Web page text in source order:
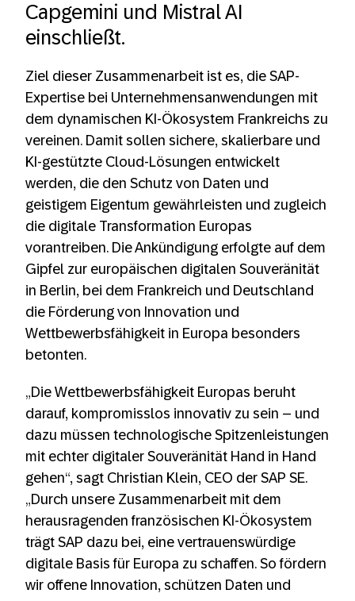
Capgemini und Mistral AI
einschließt.
Ziel dieser Zusammenarbeit ist es, die SAP-
Expertise bei Unternehmensanwendungen mit
dem dynamischen KI-Ökosystem Frankreichs zu
vereinen. Damit sollen sichere, skalierbare und
KI-gestützte Cloud-Lösungen entwickelt
werden, die den Schutz von Daten und
geistigem Eigentum gewährleisten und zugleich
die digitale Transformation Europas
vorantreiben. Die Ankündigung erfolgte auf dem
Gipfel zur europäischen digitalen Souveränität
in Berlin, bei dem Frankreich und Deutschland
die Förderung von Innovation und
Wettbewerbsfähigkeit in Europa besonders
betonten.
„Die Wettbewerbsfähigkeit Europas beruht
darauf, kompromisslos innovativ zu sein – und
dazu müssen technologische Spitzenleistungen
mit echter digitaler Souveränität Hand in Hand
gehen“, sagt Christian Klein, CEO der SAP SE.
„Durch unsere Zusammenarbeit mit dem
herausragenden französischen KI-Ökosystem
trägt SAP dazu bei, eine vertrauenswürdige
digitale Basis für Europa zu schaffen. So fördern
wir offene Innovation, schützen Daten und